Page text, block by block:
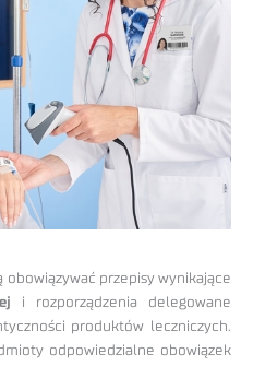
obowiązywać przepisy wynikające
i rozporządzenia delegowane
produktów leczniczych.
odpowiedzialne obowiązek